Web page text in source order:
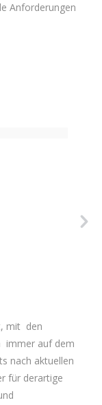
Anforderungen
mit den
immer auf dem
nach aktuellen
für derartige